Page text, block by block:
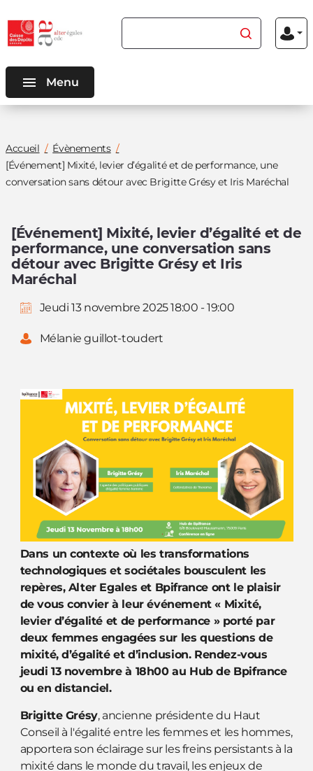
contenu
menu
Rechercher du contenu
Menu
Menu
Vous
êtes
ici
Accueil
Évènements
[Événement] Mixité, levier d’égalité et de performance, une
conversation sans détour avec Brigitte Grésy et Iris Maréchal
[Événement] Mixité, levier d’égalité et de
performance, une conversation sans
détour avec Brigitte Grésy et Iris
Maréchal
Jeudi 13 novembre 2025 18:00 - 19:00
Mélanie guillot-toudert
Dans un contexte où les transformations
technologiques et sociétales bousculent les
repères, Alter Egales et Bpifrance ont le plaisir
de vous convier à leur événement « Mixité,
levier d’égalité et de performance » porté par
deux femmes engagées sur les questions de
mixité, d’égalité et d’inclusion. Rendez-vous
jeudi 13 novembre à 18h00 au Hub de Bpifrance
ou en distanciel.
Brigitte Grésy, ancienne présidente du Haut
Conseil à l'égalité entre les femmes et les hommes,
apportera son éclairage sur les freins persistants à la
mixité dans le monde du travail, les enjeux de